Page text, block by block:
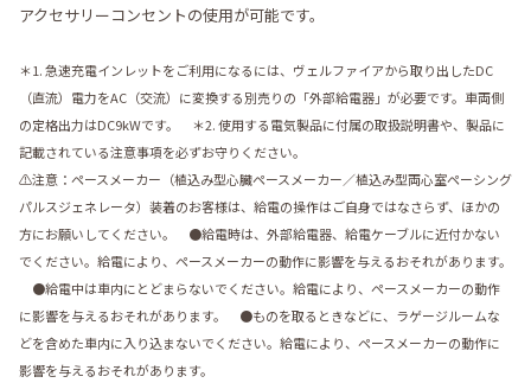
アクセサリーコンセントの使用が可能です。
＊1. 急速充電インレットをご利用になるには、ヴェルファイアから取り出したDC
（直流）電力をAC（交流）に変換する別売りの「外部給電器」が必要です。車両側
の定格出力はDC9kWです。 ＊2. 使用する電気製品に付属の取扱説明書や、製品に
記載されている注意事項を必ずお守りください。
⚠注意：ペースメーカー（植込み型心臓ペースメーカー／植込み型両心室ペーシング
パルスジェネレータ）装着のお客様は、給電の操作はご自身ではなさらず、ほかの
方にお願いしてください。 ●給電時は、外部給電器、給電ケーブルに近付かない
でください。給電により、ペースメーカーの動作に影響を与えるおそれがあります。
●給電中は車内にとどまらないでください。給電により、ペースメーカーの動作
に影響を与えるおそれがあります。 ●ものを取るときなどに、ラゲージルームな
どを含めた車内に入り込まないでください。給電により、ペースメーカーの動作に
影響を与えるおそれがあります。